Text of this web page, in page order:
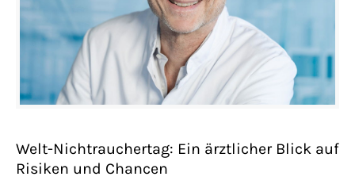
Welt-Nichtrauchertag: Ein ärztlicher Blick auf
Risiken und Chancen